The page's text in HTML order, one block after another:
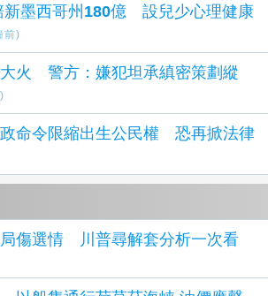
新墨西哥州180億 設兒少心理健康
前)
火 警方：嫌犯坦承縝密策劃縱
命令限縮出生公民權 恐再掀法律
傷選情 川普尋解套分析一次看